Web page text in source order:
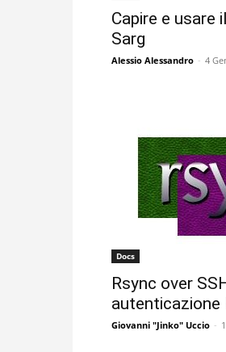
Capire e usare
Sarg
Alessio Alessandro - 4
Docs
Rsync over
autenticazione
Giovanni "Jinko" Uccio -